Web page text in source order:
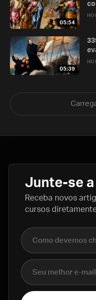
05:54
05:39
Junte-se a
Receba novos
cursos
Nome completo
E-mail